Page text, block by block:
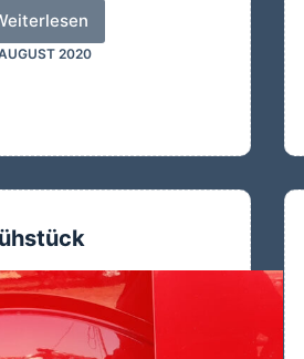
Himmelsbilder
2020